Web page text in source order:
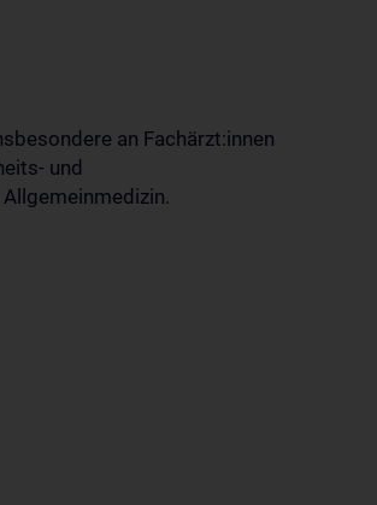
an Fachärzt:innen
und